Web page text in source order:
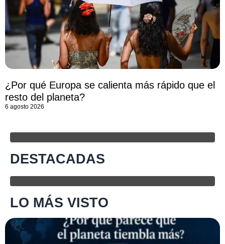
¿Por qué Europa se calienta más rápido que el
resto del planeta?
6 agosto 2026
DESTACADAS
LO MÁS VISTO